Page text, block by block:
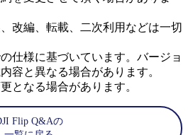
改編、転載、二次利用などは一切
仕様に基づいています。バージョ
容と異なる場合があります。
となる場合があります。
Flip Q&Aの